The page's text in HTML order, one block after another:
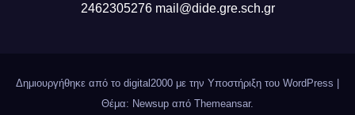
2462305276 mail@dide.gre.sch.gr
Δημιουργήθηκε από το digital2000 με την Υποστήριξη του WordPress
Θέμα: Newsup από Themeansar.